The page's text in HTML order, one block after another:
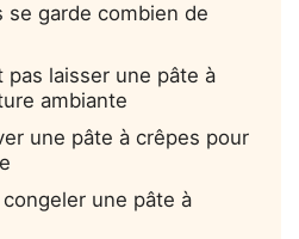
se garde combien de
pas laisser une pâte à
ambiante
une pâte à crêpes pour
une pâte à